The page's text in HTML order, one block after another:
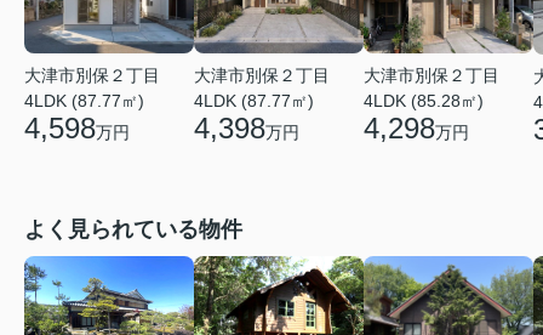
大津市別保２丁目
4LDK (87.77㎡)
4,598万円
大津市別保２丁目
4LDK (87.77㎡)
4,398万円
大津市別保２丁目
4LDK (85.28㎡)
4,298万円
よく見られている物件